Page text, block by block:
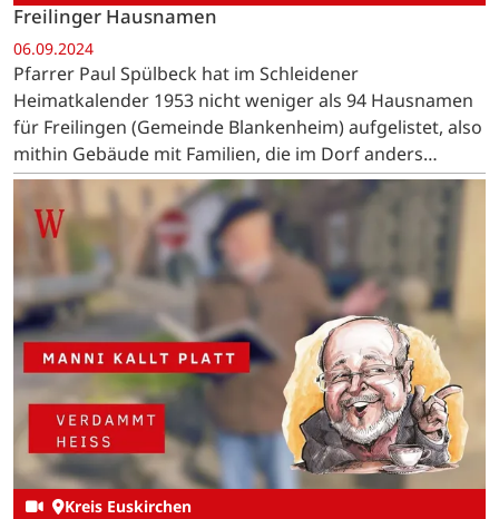
Freilinger Hausnamen
06.09.2024
Pfarrer Paul Spülbeck hat im Schleidener
Heimatkalender 1953 nicht weniger als 94 Hausnamen
für Freilingen (Gemeinde Blankenheim) aufgelistet, also
mithin Gebäude mit Familien, die im Dorf anders
genannt wurden als ihr Nachname lautet.
Kreis Euskirchen